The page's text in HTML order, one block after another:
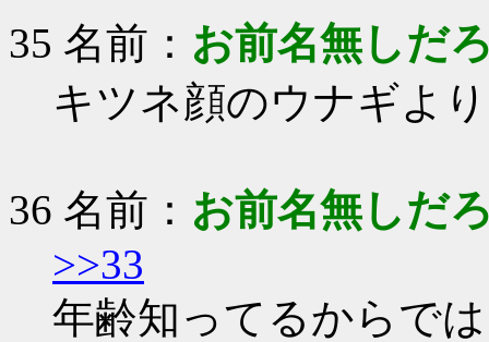
35 名前： お前名無しだ
キツネ顔のウナギよ
36 名前： お前名無しだ
>>33
年齢知ってるからで